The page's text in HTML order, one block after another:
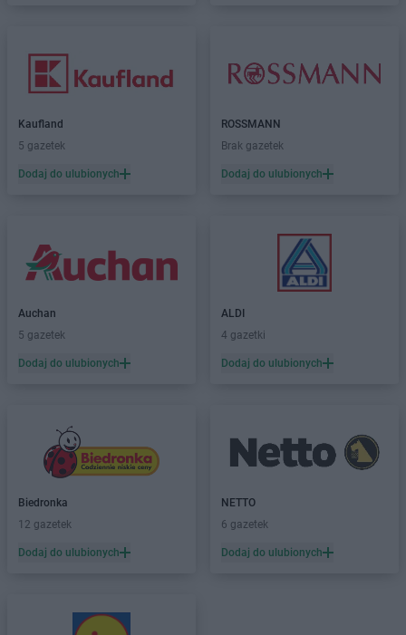
Kaufland
5 gazetek
Dodaj do ulubionych
ROSSMANN
Brak gazetek
Dodaj do ulubionych
Auchan
5 gazetek
Dodaj do ulubionych
ALDI
4 gazetki
Dodaj do ulubionych
Biedronka
12 gazetek
Dodaj do ulubionych
NETTO
6 gazetek
Dodaj do ulubionych